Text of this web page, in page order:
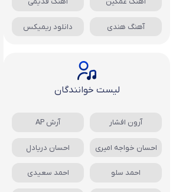
آهنگ هندی دانلود ریمیکس
لیست خوانندگان
آرون افشار آرش AP
احسان خواجه امیری احسان دریادل
احمد سلو احمد سعیدی